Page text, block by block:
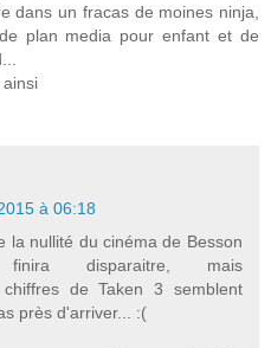
dans un fracas de moines ninja,
plan media pour enfant et de
à 06:18
la nullité du cinéma de Besson
disparaitre, mais
chiffres de Taken 3 semblent
près d'arriver... :(